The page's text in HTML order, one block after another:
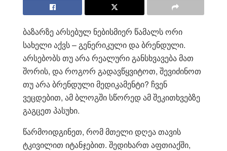
ბაზარზე არსებულ ნებისმიერ წამალს ორი
სახელი აქვს – გენერიკული და ბრენდული.
არსებობს თუ არა რეალური განსხვავება მათ
შორის, და როგორ გადავწყვიტოთ, შევიძინოთ
თუ არა ბრენდული მედიკამენტი? ჩვენ
ვეცდებით, ამ ბლოგში სწორედ ამ შეკითხვებზე
გაგცეთ პასუხი.
წარმოიდგინეთ, რომ მთელი დღეა თავის
ტკივილით იტანჯებით. შედიხართ აფთიაქში,